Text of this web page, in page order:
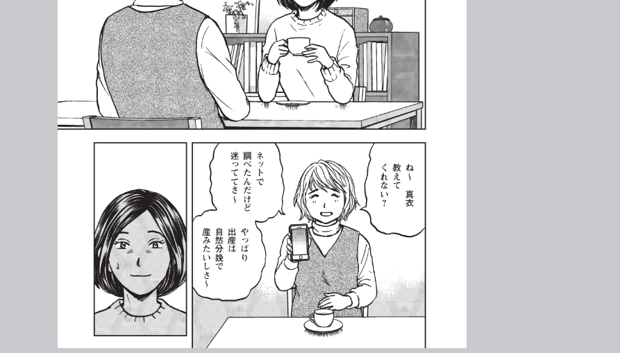
ね～
真衣
教
えて
くれない？
ネットで
調
べたんだけど
迷
っててさ～
やっぱり
出産
は
自然分娩
で
産
みたいしさ～